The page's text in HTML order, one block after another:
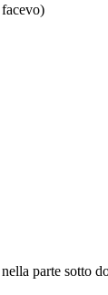
parte sotto